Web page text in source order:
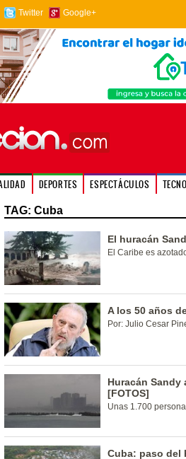
Twitter Google+
DEPORTES ESPECTÁCULOS
TAG: Cuba
El huracán
El Caribe es
A los 50 años
Por: Julio Cesar
Huracán Sandy
[FOTOS]
Unas 1.700
Cuba: paso del